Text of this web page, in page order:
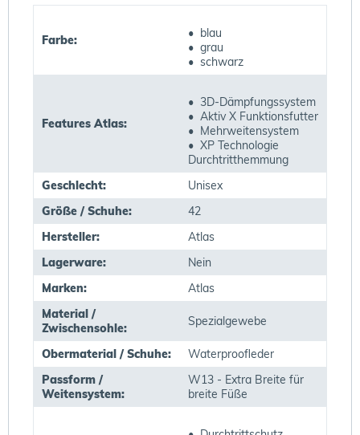
Farbe:
• blau
• grau
• schwarz
Features Atlas:
• 3D-Dämpfungssystem
• Aktiv X Funktionsfutter
• Mehrweitensystem
• XP Technologie
Durchtritthemmung
Geschlecht:
Unisex
Größe / Schuhe:
42
Hersteller:
Atlas
Lagerware:
Nein
Marken:
Atlas
Material /
Zwischensohle:
Spezialgewebe
Obermaterial / Schuhe:
Waterproofleder
Passform /
Weitensystem:
W13 - Extra Breite für
breite Füße